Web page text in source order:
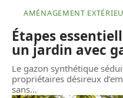
AMÉNAGEMENT
Étapes
un jardin avec
Le gazon synthétique
propriétaires désireux
sans…